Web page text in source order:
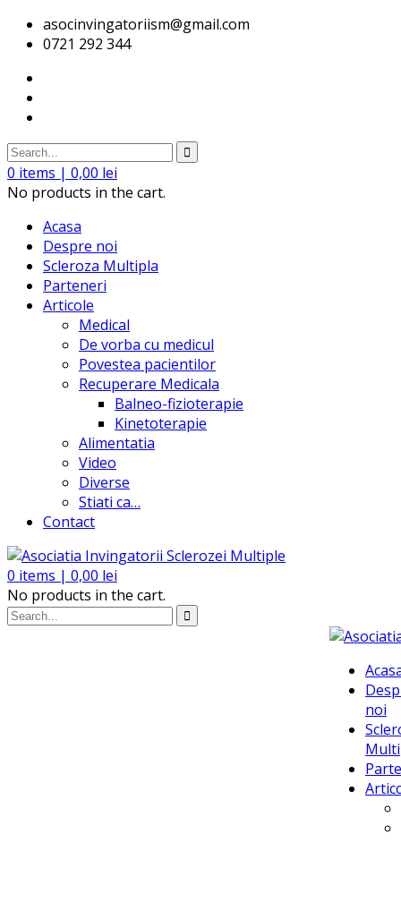
asocinvingatoriism@gmail.com
0721 292 344
0 items | 0,00 lei
No products in the cart.
Acasa
Despre noi
Scleroza Multipla
Parteneri
Articole
Medical
De vorba cu medicul
Povestea pacientilor
Recuperare Medicala
Balneo-fizioterapie
Kinetoterapie
Alimentatia
Video
Diverse
Stiati ca…
Contact
0 items | 0,00 lei
No products in the cart.
noi